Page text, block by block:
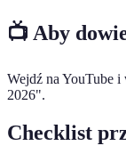
📺 Aby
Wejdź na YouTube
2026".
Checklist